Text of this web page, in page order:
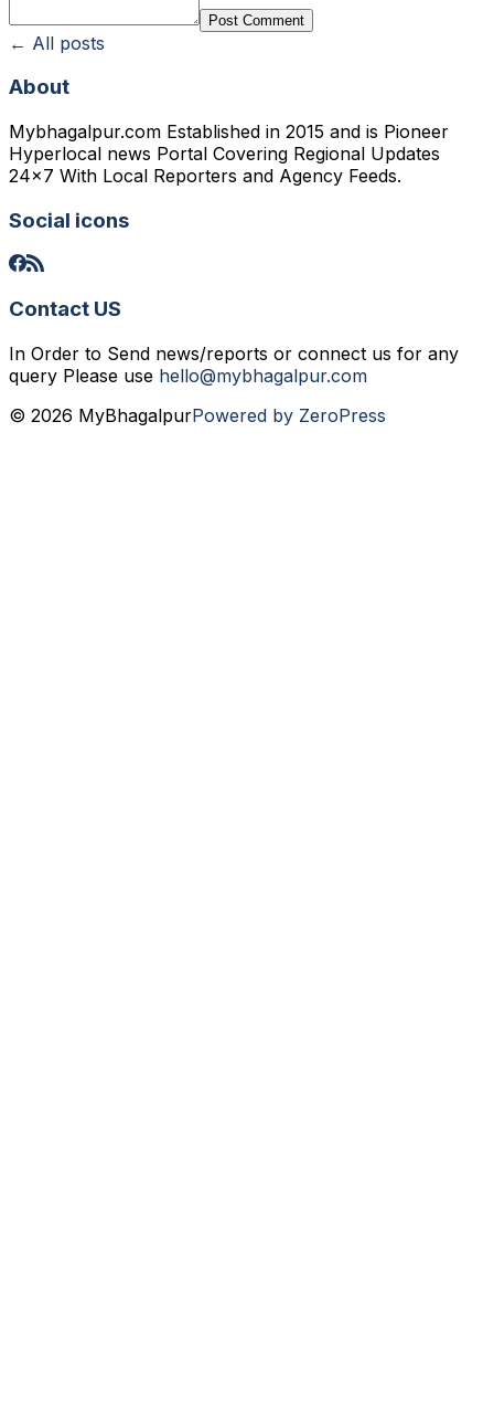
Post Comment
← All posts
About
Mybhagalpur.com Established in 2015 and is Pioneer
Hyperlocal news Portal Covering Regional Updates
24x7 With Local Reporters and Agency Feeds.
Social icons
Contact US
In Order to Send news/reports or connect us for any
query Please use hello@mybhagalpur.com
© 2026 MyBhagalpurPowered by ZeroPress